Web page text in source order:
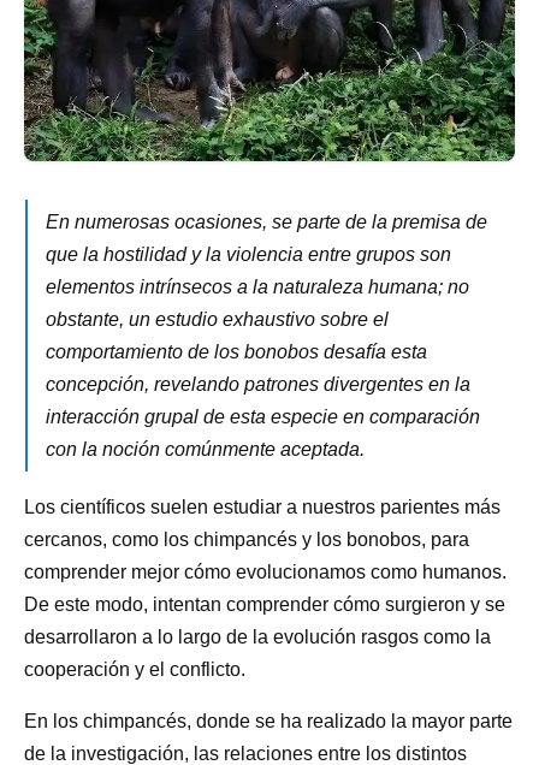
En numerosas ocasiones, se parte de la premisa de
que la hostilidad y la violencia entre grupos son
elementos intrínsecos a la naturaleza humana; no
obstante, un estudio exhaustivo sobre el
comportamiento de los bonobos desafía esta
concepción, revelando patrones divergentes en la
interacción grupal de esta especie en comparación
con la noción comúnmente aceptada.
Los científicos suelen estudiar a nuestros parientes más
cercanos, como los chimpancés y los bonobos, para
comprender mejor cómo evolucionamos como humanos.
De este modo, intentan comprender cómo surgieron y se
desarrollaron a lo largo de la evolución rasgos como la
cooperación y el conflicto.
En los chimpancés, donde se ha realizado la mayor parte
de la investigación, las relaciones entre los distintos